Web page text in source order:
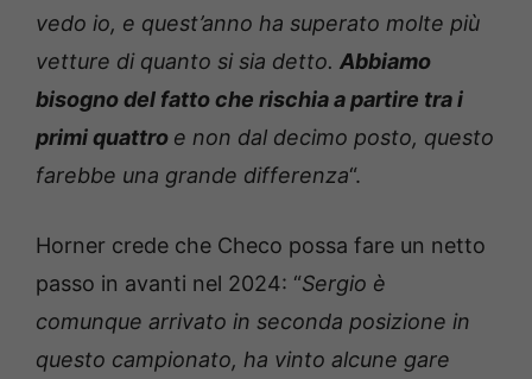
vedo io, e quest’anno ha superato molte più
vetture di quanto si sia detto. Abbiamo
bisogno del fatto che rischia a partire tra i
primi quattro e non dal decimo posto, questo
farebbe una grande differenza“.
Horner crede che Checo possa fare un netto
passo in avanti nel 2024: “Sergio è
comunque arrivato in seconda posizione in
questo campionato, ha vinto alcune gare